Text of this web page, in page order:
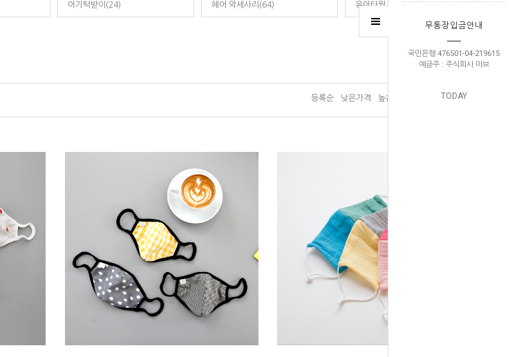
무통장입금안내
국민은행 476501-04-219615
예금주 : 주식회사 마브
TODAY
아기턱받이(24) 헤어 악세사리(64) 유아타월 가운(1)
등록순 낮은가격 높은가격 브랜드순 판매순